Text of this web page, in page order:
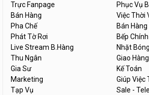
Trực Fanpage
Phục Vụ
Bán Hàng
Việc Thời
Pha Chế
Bán
Phát Tờ Rơi
Bếp
Live Stream B.Hàng
Nhặt
Thu Ngân
Giao Hàng
Gia Sư
Kế Toán
Marketing
Giúp Việc
Tạp Vụ
Sale -